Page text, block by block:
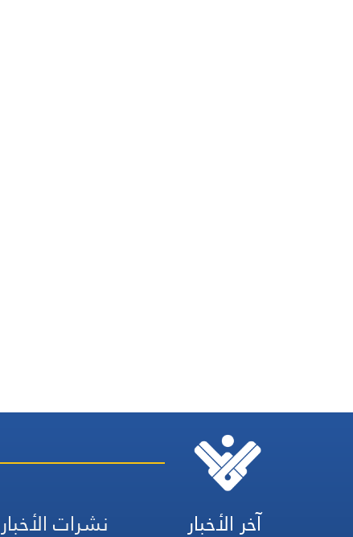
آخر الأخبار نشرات الأخبار